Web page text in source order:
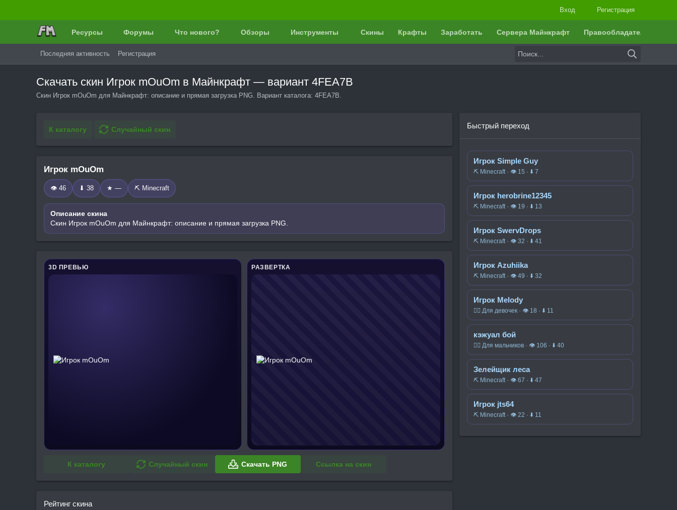
Вход Регистрация
Ресурсы Форумы Что нового? Обзоры Инструменты Скины Крафты Заработать Сервера Майнкрафт Правообладателям
Последняя активность Регистрация
Скачать скин Игрок mOuOm в Майнкрафт — вариант 4FEA7B
Скин Игрок mOuOm для Майнкрафт: описание и прямая загрузка PNG. Вариант каталога: 4FEA7B.
К каталогу Случайный скин
Игрок mOuOm
👁 46 ⬇ 38 ★ — ⛏️ Minecraft
Описание скина
Скин Игрок mOuOm для Майнкрафт: описание и прямая загрузка PNG.
3D ПРЕВЬЮ РАЗВЕРТКА
К каталогу Случайный скин Скачать PNG Ссылка на скин
Рейтинг скина
Быстрый переход
Игрок Simple Guy
⛏️ Minecraft · 👁 15 · ⬇ 7
Игрок herobrine12345
⛏️ Minecraft · 👁 19 · ⬇ 13
Игрок SwervDrops
⛏️ Minecraft · 👁 32 · ⬇ 41
Игрок Azuhiika
⛏️ Minecraft · 👁 49 · ⬇ 32
Игрок Melody
🧍‍♀️ Для девочек · 👁 18 · ⬇ 11
кэжуал бой
🧍‍♂️ Для мальчиков · 👁 106 · ⬇ 40
Зелейщик леса
⛏️ Minecraft · 👁 67 · ⬇ 47
Игрок jts64
⛏️ Minecraft · 👁 22 · ⬇ 11